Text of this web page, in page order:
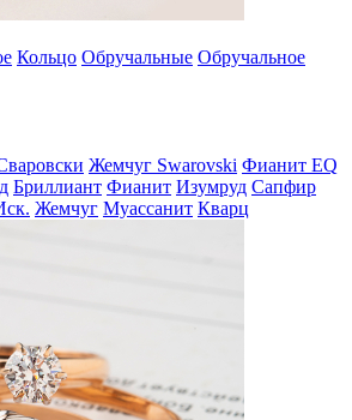
Кольцо Обручальные Обручальное
Жемчуг Swarovski Фианит EQ
Бриллиант Фианит Изумруд Сапфир
Жемчуг Муассанит Кварц